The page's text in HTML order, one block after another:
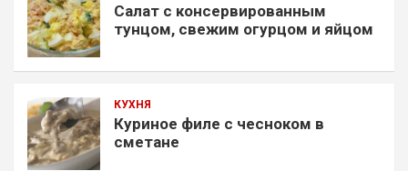
Салат с консервированным
тунцом, свежим огурцом и яйцом
КУХНЯ
Куриное филе с чесноком в
сметане